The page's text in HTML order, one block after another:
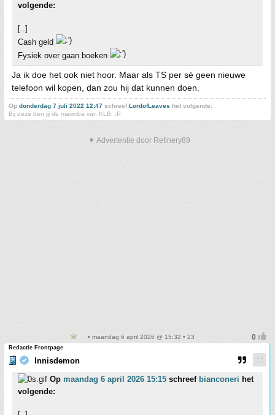
volgende:
[..]
Cash geld
Fysiek over gaan boeken
Ja ik doe het ook niet hoor. Maar als TS per sé geen nieuwe
telefoon wil kopen, dan zou hij dat kunnen doen.
Op donderdag 7 juli 2022 12:47 schreefLordofLeaves het volgende:
Bij deze ben jij de marimba van KLB. :P
▼ Advertentie door Refinery89
• maandag 6 april 2026 @ 15:32 • 23
Redactie Frontpage
Innisdemon
Op maandag 6 april 2026 15:15 schreef bianconeri het
volgende: